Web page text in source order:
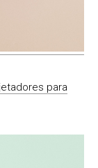
para